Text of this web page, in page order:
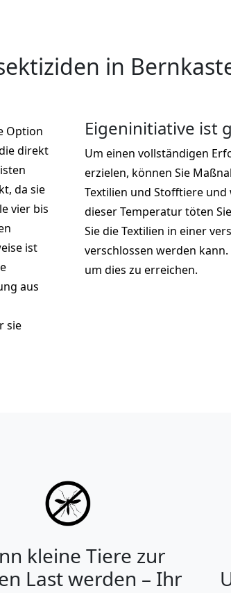
in
Option
direkt
da sie
vier bis
ist
aus
sie
Eigeninitiative ist
Um einen vollständigen
erzielen, können Sie
Textilien und Stofftiere und
dieser Temperatur töten
Sie die Textilien in einer
verschlossen werden
um dies zu erreichen.
kleine Tiere zur
Last werden – Ihr